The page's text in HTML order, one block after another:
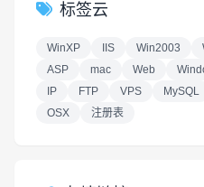
标签云
WinXP IIS Win2003
ASP
mac Web
IP
FTP VPS MySQL
OSX
注册表